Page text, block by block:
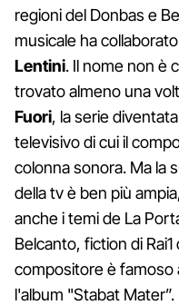
regioni del Donbas e
musicale ha
Lentini. Il nome non è
trovato almeno una
Fuori, la serie
televisivo di cui il
colonna sonora. Ma la
della tv è ben più
anche i temi de La
Belcanto, fiction di
compositore è famoso
l'album "Stabat Mater”.